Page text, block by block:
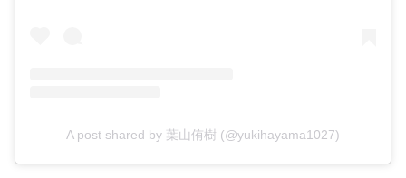
A post shared by 葉山侑樹 (@yukihayama1027)